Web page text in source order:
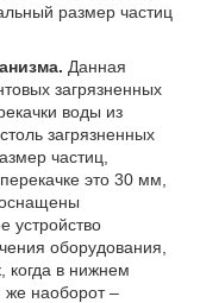
размер частиц
Данная
загрязненных
воды из
загрязненных
частиц,
это 30 мм,
оснащены
устройство
оборудования,
когда в нижнем
же наоборот –